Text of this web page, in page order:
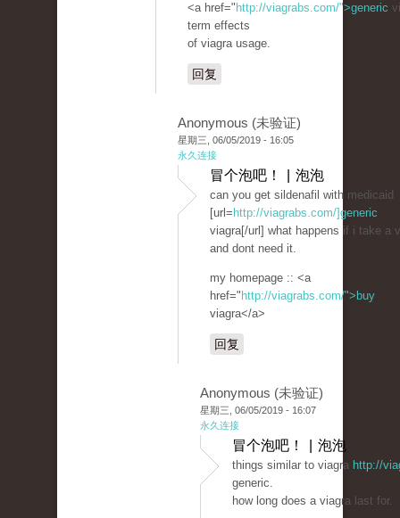
<a href=" http://viagrabs.com/">generic
term effects
of viagra usage.
回复
Anonymous (未验证)
星期三, 06/05/2019 - 16:05
永久连接
冒个泡吧！ | 泡泡
can you get sildenafil with medicaid
[url= http://viagrabs.com/]generic
viagra[/url] what happens if i take a
and dont need it.
my homepage :: <a
href=" http://viagrabs.com/">buy
viagra</a>
回复
Anonymous (未验证)
星期三, 06/05/2019 - 16:07
永久连接
冒个泡吧！ | 泡泡
things similar to viagra http://
generic.
how long does a viagra last for.